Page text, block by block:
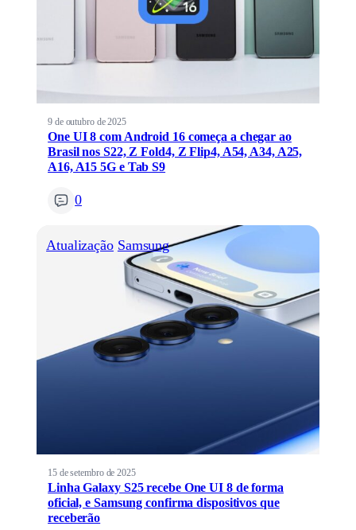
9 de outubro de 2025
One UI 8 com Android 16 começa a chegar ao
Brasil nos S22, Z Fold4, Z Flip4, A54, A34, A25,
A16, A15 5G e Tab S9
0
Atualização Samsung
15 de setembro de 2025
Linha Galaxy S25 recebe One UI 8 de forma
oficial, e Samsung confirma dispositivos que
receberão